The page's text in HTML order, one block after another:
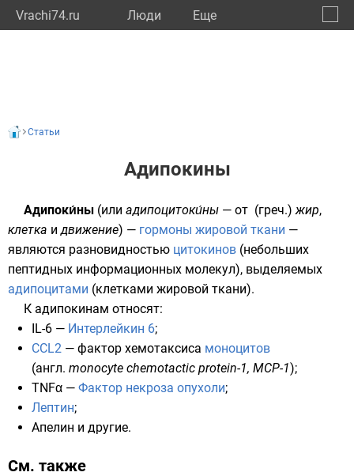
Vrachi74.ru Люди Eще
Статьи
Адипокины
Адипоки́ны (или адипоцитоки́ны — от (греч.) жир,
клетка идвижение) — гормоны жировой ткани —
являются разновидностью цитокинов (небольших
пептидных информационных молекул), выделяемых
адипоцитами (клетками жировой ткани).
К адипокинам относят:
IL-6 — Интерлейкин 6;
CCL2 — фактор хемотаксиса моноцитов
(англ. monocyte chemotactic protein-1, MCP-1);
TNFα — Фактор некроза опухоли;
Лептин;
Апелин и другие.
См. также